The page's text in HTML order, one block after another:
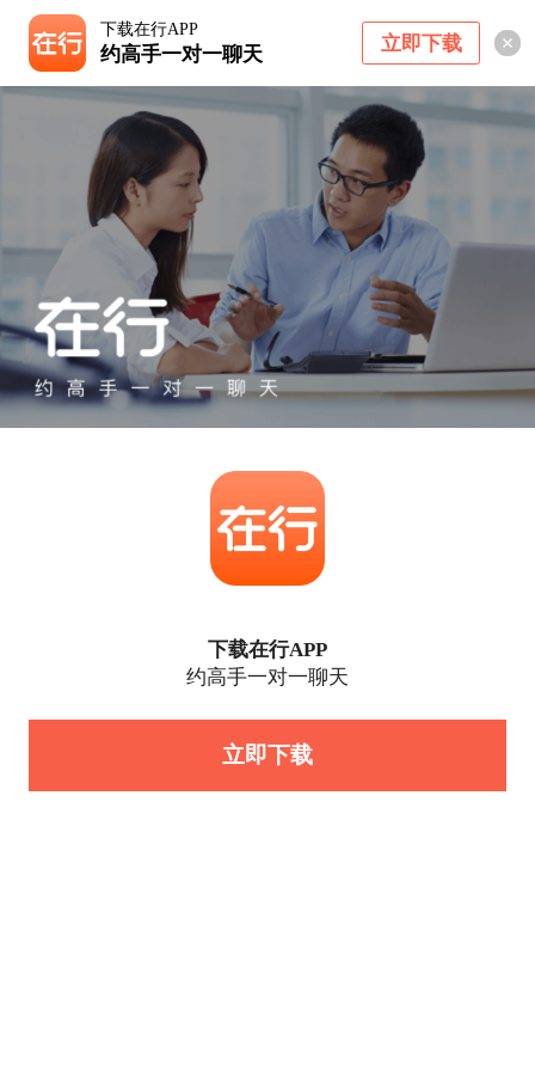
下载在行APP
约高手一对一聊天 立即下载
下载在行APP
约高手一对一聊天
立即下载